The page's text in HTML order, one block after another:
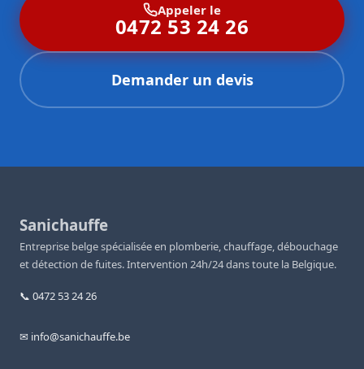
Appeler le
0472 53 24 26
Demander un devis
Sanichauffe
Entreprise belge spécialisée en plomberie, chauffage, débouchage
et détection de fuites. Intervention 24h/24 dans toute la Belgique.
📞 0472 53 24 26
✉ info@sanichauffe.be